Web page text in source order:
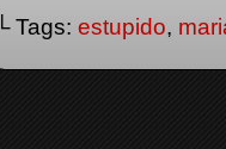
└ Tags: estupido,